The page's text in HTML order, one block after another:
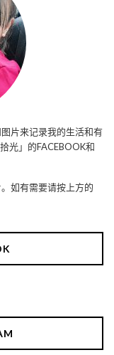
片来记录我的生活和有
光」的FACEBOOK和
如有需要请按上方的